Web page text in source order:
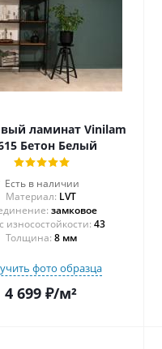
ламинат Vinilam
Бетон Белый
Есть в наличии
Материал: LVT
замковое
43
Толщина: 8 мм
фото образца
4 699 ₽/м²